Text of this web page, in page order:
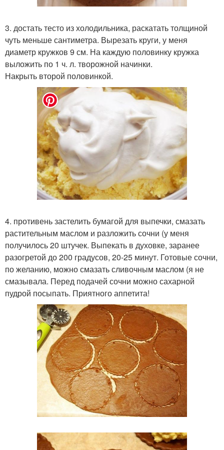
3. достать тесто из холодильника, раскатать толщиной
чуть меньше сантиметра. Вырезать круги, у меня
диаметр кружков 9 см. На каждую половинку кружка
выложить по 1 ч. л. творожной начинки.
Накрыть второй половинкой.
4. противень застелить бумагой для выпечки, смазать
растительным маслом и разложить сочни (у меня
получилось 20 штучек. Выпекать в духовке, заранее
разогретой до 200 градусов, 20-25 минут. Готовые сочни,
по желанию, можно смазать сливочным маслом (я не
смазывала. Перед подачей сочни можно сахарной
пудрой посыпать. Приятного аппетита!